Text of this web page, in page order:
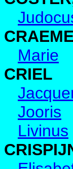
Marie
CRIEL
Jooris
Livinus